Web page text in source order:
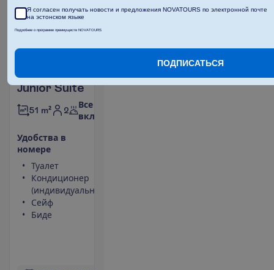
Junior Suite
51 m² 2
Все
включено
Удобства в
номере
Туалет
Кондиционер
(индивидуальный)
Сейф
Биде
Я согласен получать новости и предложения NOVATOURS по электронной почте
на эстонском языке
Подробнее о программе преимуществ NOVATOURS
ПОДПИСАТЬСЯ